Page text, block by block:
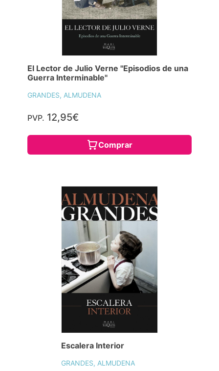
El Lector de Julio Verne "Episodios de una
Guerra Interminable"
GRANDES, ALMUDENA
PVP. 12,95€
Comprar
Escalera Interior
GRANDES, ALMUDENA